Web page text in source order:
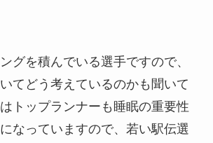
グを積んでいる選手ですので、
てどう考えているのかも聞いて
トップランナーも睡眠の重要性
なっていますので、若い駅伝選